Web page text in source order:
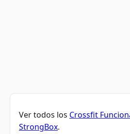
Ver todos los Crossfit
StrongBox.